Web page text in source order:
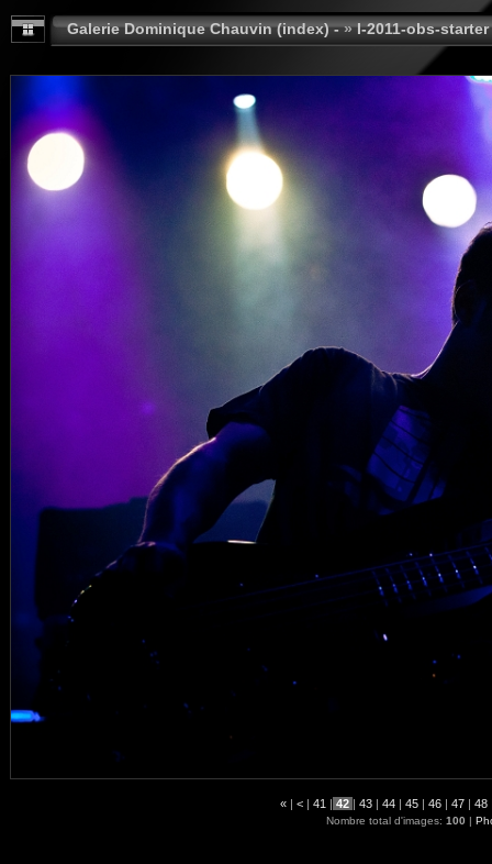
Galerie Dominique Chauvin (index) -»I-2011-obs-starter
« | < | 41 | 42 | 43 | 44 | 45 | 46 | 47 | 48
Nombre total d'images: 100 |